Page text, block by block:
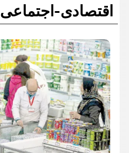
اقتصادی-اجتماعی